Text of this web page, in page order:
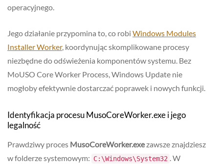
operacyjnego.
Jego działanie przypomina to, co robi Windows Modules
Installer Worker, koordynując skomplikowane procesy
niezbędne do odświeżenia komponentów systemu. Bez
MoUSO Core Worker Process, Windows Update nie
mogłoby efektywnie dostarczać poprawek i nowych funkcji.
Identyfikacja procesu MusoCoreWorker.exe i jego
legalność
Prawdziwy proces MusoCoreWorker.exezawsze znajdziesz
w folderze systemowym: C:\Windows\System32 . W